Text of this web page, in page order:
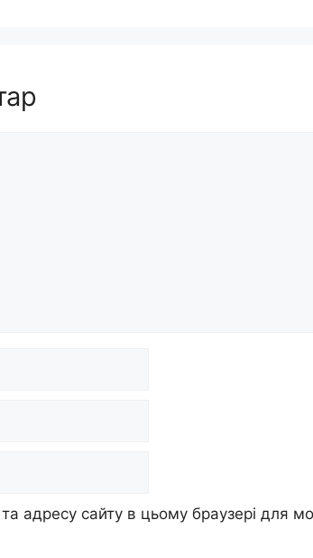
адресу сайту в цьому браузері для